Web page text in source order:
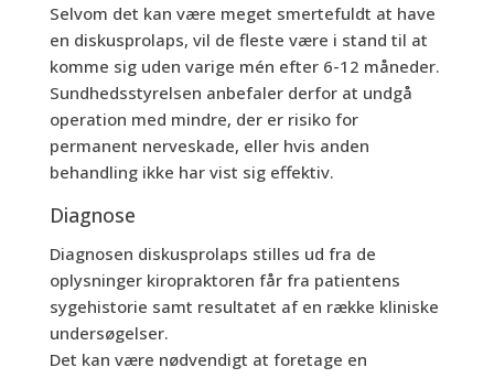
Selvom det kan være meget smertefuldt at have
en diskusprolaps, vil de fleste være i stand til at
komme sig uden varige mén efter 6-12 måneder.
Sundhedsstyrelsen anbefaler derfor at undgå
operation med mindre, der er risiko for
permanent nerveskade, eller hvis anden
behandling ikke har vist sig effektiv.
Diagnose
Diagnosen diskusprolaps stilles ud fra de
oplysninger kiropraktoren får fra patientens
sygehistorie samt resultatet af en række kliniske
undersøgelser.
Det kan være nødvendigt at foretage en